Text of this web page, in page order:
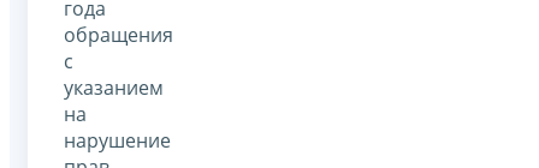
года
обращения
с
указанием
на
нарушение